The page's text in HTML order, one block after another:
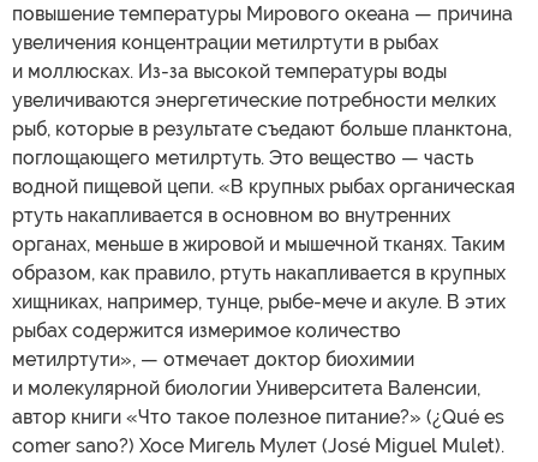
повышение температуры Мирового океана — причина
увеличения концентрации метилртути в рыбах
и моллюсках. Из-за высокой температуры воды
увеличиваются энергетические потребности мелких
рыб, которые в результате съедают больше планктона,
поглощающего метилртуть. Это вещество — часть
водной пищевой цепи. «В крупных рыбах органическая
ртуть накапливается в основном во внутренних
органах, меньше в жировой и мышечной тканях. Таким
образом, как правило, ртуть накапливается в крупных
хищниках, например, тунце, рыбе-мече и акуле. В этих
рыбах содержится измеримое количество
метилртути», — отмечает доктор биохимии
и молекулярной биологии Университета Валенсии,
автор книги «Что такое полезное питание?» (¿Qué es
comer sano?) Хосе Мигель Мулет (José Miguel Mulet).